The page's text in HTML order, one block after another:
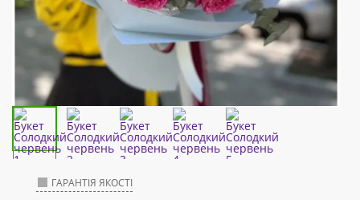
ГАРАНТІЯ ЯКОСТІ